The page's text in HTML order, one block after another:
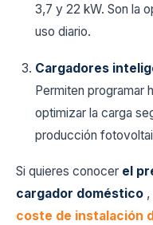
3,7 y 22 kW. Son la
uso diario.
Cargadores
Permiten programar
optimizar la carga
producción
Si quieres conocer el
cargador doméstico
coste de instalación